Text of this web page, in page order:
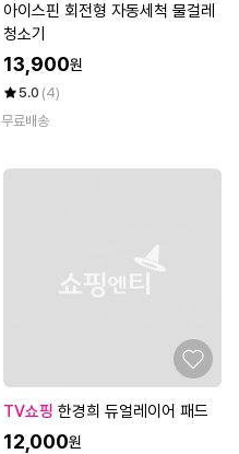
아이스핀 회전형 자동세척 물걸레
청소기
13,900원
5.0 (4)
무료배송
TV쇼핑 한경희 듀얼레이어 패드
12,000원